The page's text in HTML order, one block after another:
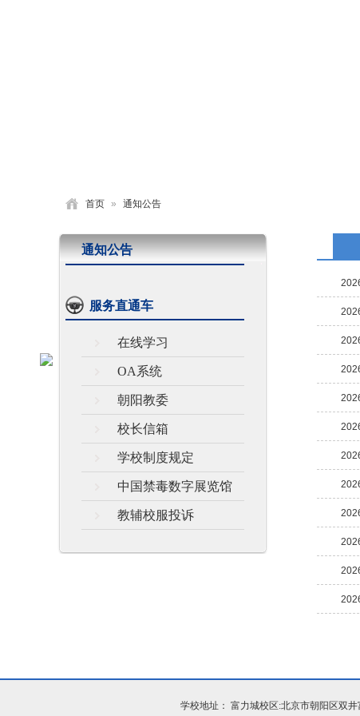
首页 » 通知公告
通知公告
服务直通车
在线学习
OA系统
朝阳教委
校长信箱
学校制度规定
中国禁毒数字展览馆
教辅校服投诉
学校地址： 富力城校区:北京市朝阳区双井